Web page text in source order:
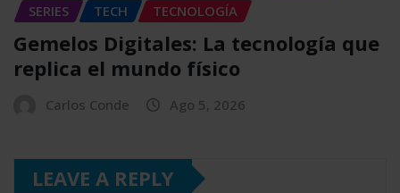
SERIES
TECH TECNOLOGÍA
Gemelos Digitales: La tecnología que
replica el mundo físico
Carlos Conde Ago 5, 2026
LEAVE A REPLY